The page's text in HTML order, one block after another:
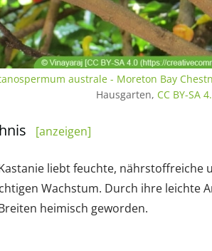
australe - Moreton Bay
Hausgarten, CC BY-SA
[anzeigen]
liebt feuchte, nährstoffreiche
Wachstum. Durch ihre leichte
heimisch geworden.